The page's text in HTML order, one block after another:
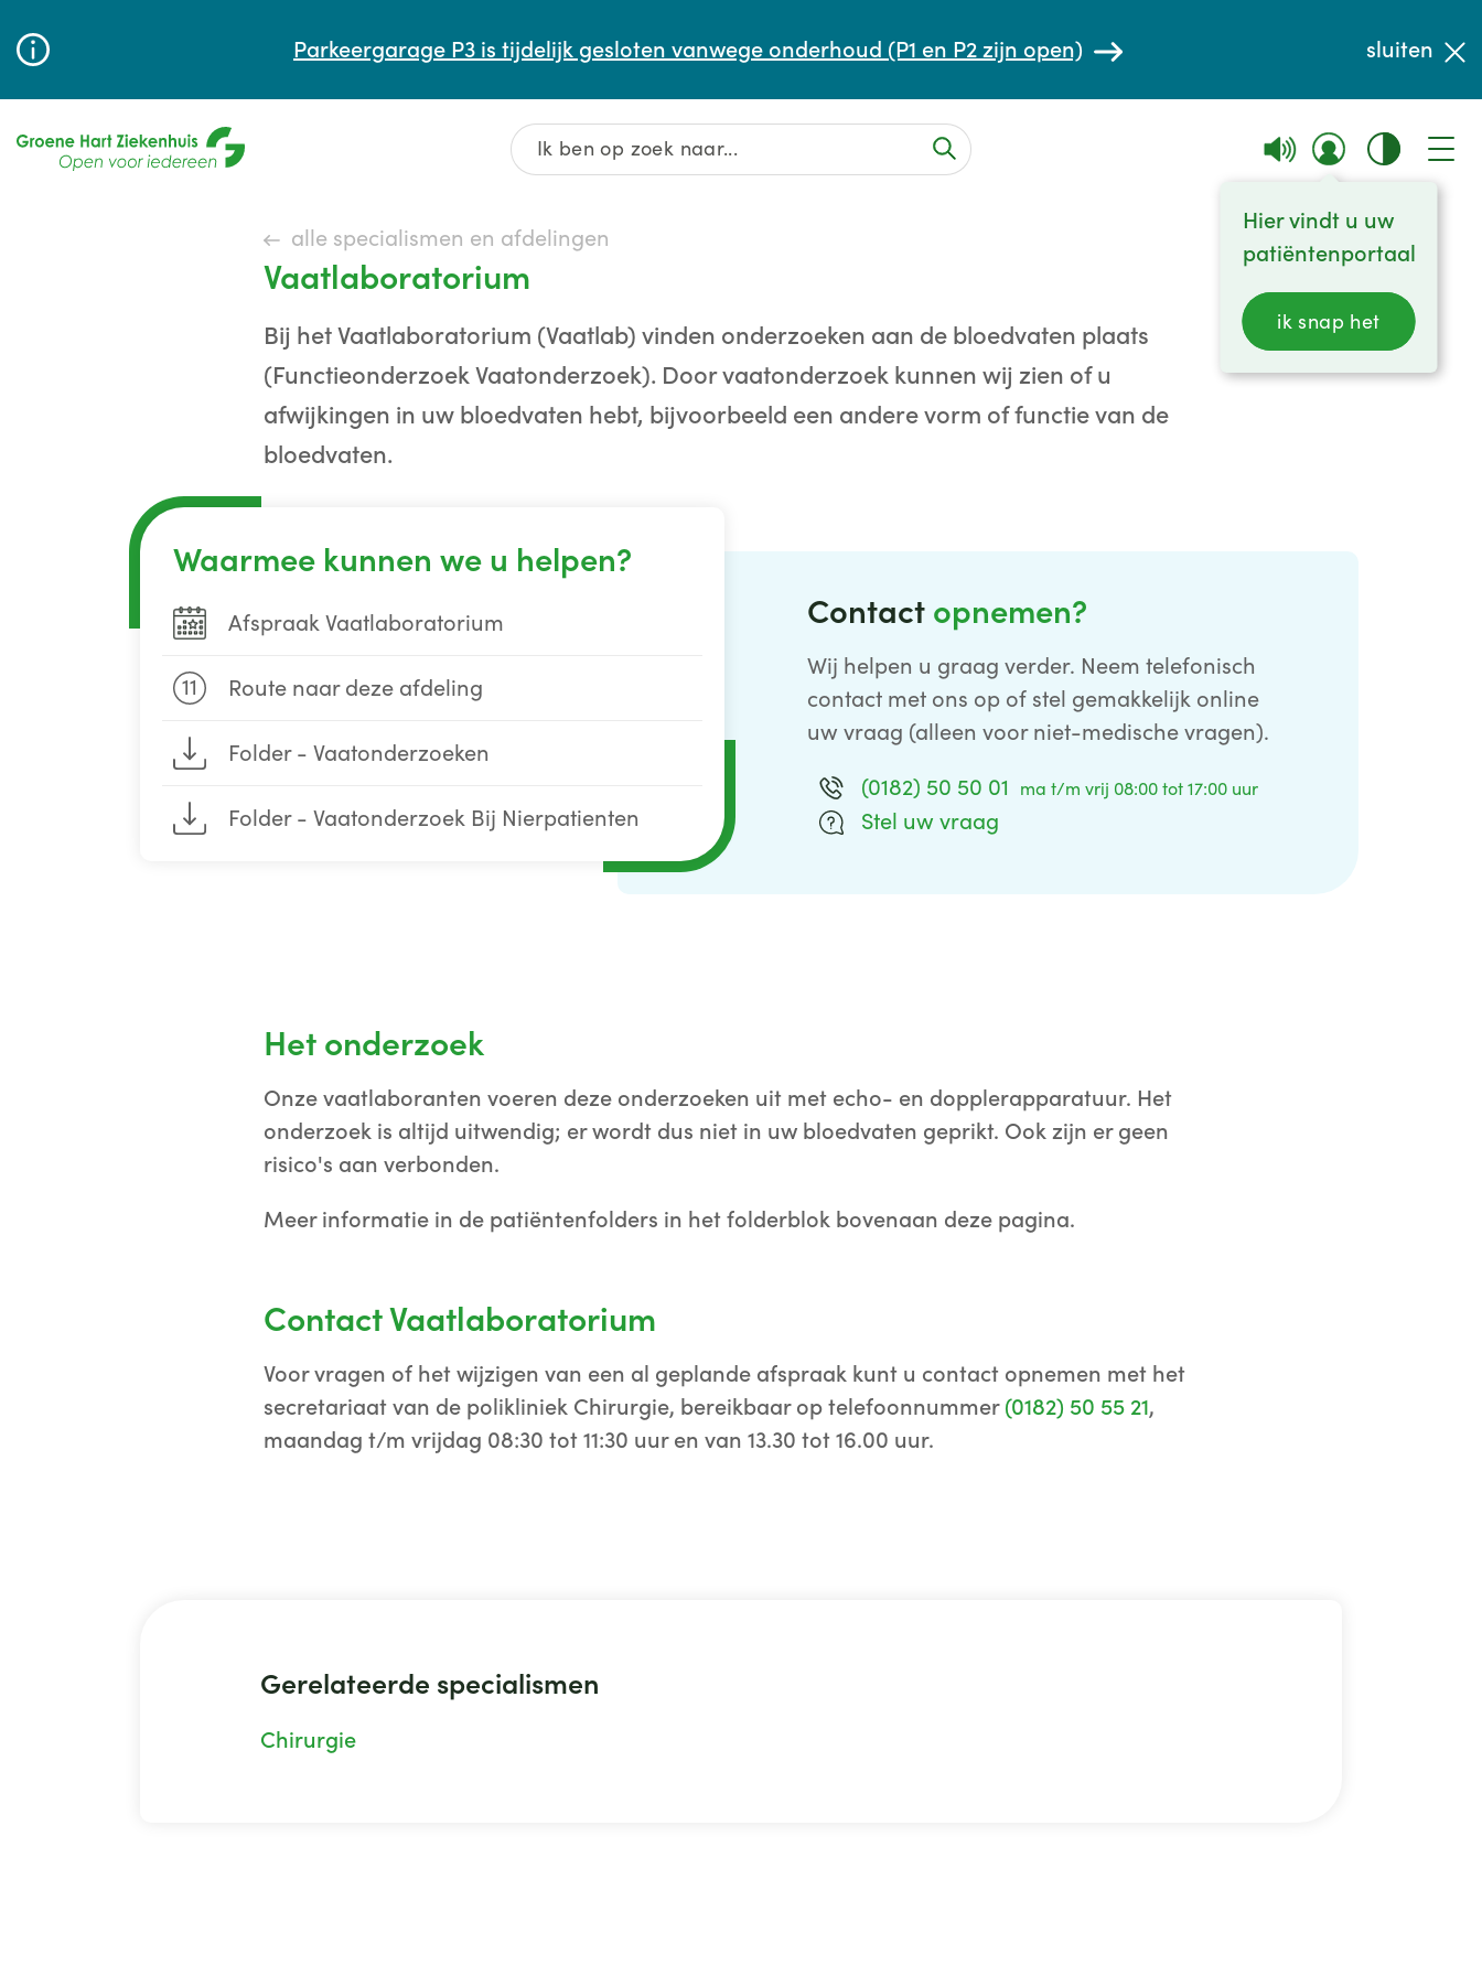
Parkeergarage P3 is tijdelijk gesloten vanwege onderhoud (P1 en P2 zijn open) sluiten
Hier vindt u uw
patiëntenportaal
ik snap het
Wachttijden
alle specialismen en afdelingen
Vaatlaboratorium
Bij het Vaatlaboratorium (Vaatlab) vinden onderzoeken aan de bloedvaten plaats
(Functieonderzoek Vaatonderzoek). Door vaatonderzoek kunnen wij zien of u
afwijkingen in uw bloedvaten hebt, bijvoorbeeld een andere vorm of functie van de
bloedvaten.
Waarmee kunnen we u helpen?
Afspraak Vaatlaboratorium
11 Route naar deze afdeling
Folder - Vaatonderzoeken
Folder - Vaatonderzoek Bij Nierpatienten
Contact opnemen?
Wij helpen u graag verder. Neem telefonisch
contact met ons op of stel gemakkelijk online
uw vraag (alleen voor niet-medische vragen).
(0182) 50 50 01
ma t/m vrij 08:00 tot 17:00 uur
Stel uw vraag
Het onderzoek
Onze vaatlaboranten voeren deze onderzoeken uit met echo- en dopplerapparatuur. Het
onderzoek is altijd uitwendig; er wordt dus niet in uw bloedvaten geprikt. Ook zijn er geen
risico's aan verbonden.
Meer informatie in de patiëntenfolders in het folderblok bovenaan deze pagina.
Contact Vaatlaboratorium
Voor vragen of het wijzigen van een al geplande afspraak kunt u contact opnemen met het
secretariaat van de polikliniek Chirurgie, bereikbaar op telefoonnummer(0182) 50 55 21,
maandag t/m vrijdag 08:30 tot 11:30 uur en van 13.30 tot 16.00 uur.
Gerelateerde specialismen
Chirurgie